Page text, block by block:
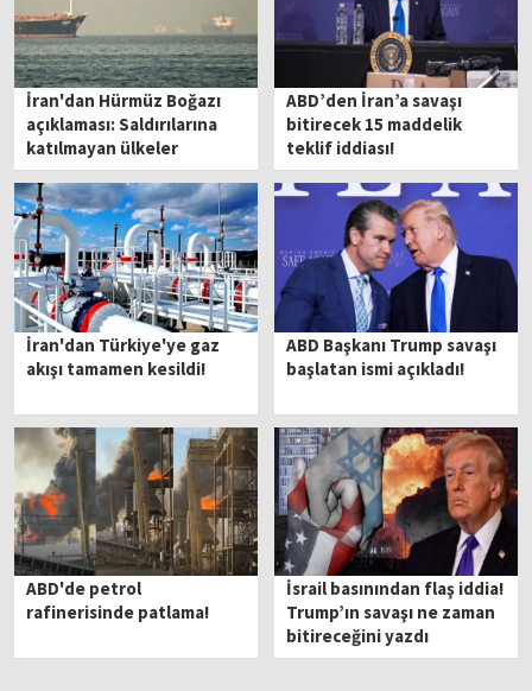
İran'dan Hürmüz Boğazı
açıklaması: Saldırılarına
katılmayan ülkeler
geçebilir!
ABD’den İran’a savaşı
bitirecek 15 maddelik
teklif iddiası!
İran'dan Türkiye'ye gaz
akışı tamamen kesildi!
ABD Başkanı Trump savaşı
başlatan ismi açıkladı!
ABD'de petrol
rafinerisinde patlama!
İsrail basınından flaş iddia!
Trump’ın savaşı ne zaman
bitireceğini yazdı